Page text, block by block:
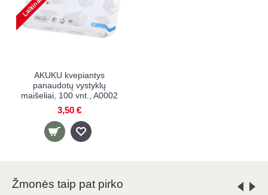
AKUKU kvepiantys
panaudotų vystyklų
maišeliai, 100 vnt., A0002
3,50 €
Žmonės taip pat pirko